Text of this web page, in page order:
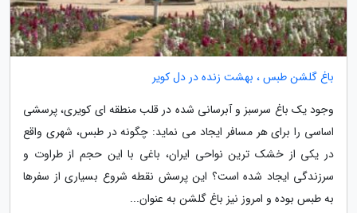
باغ گلشن طبس ، بهشت زنده در دل کویر
وجود یک باغ سرسبز و آبرسانی شده در قلب منطقه ای کویری، پرسشی
اساسی را برای هر مسافر ایجاد می نماید: چگونه در طبس، شهری واقع
در یکی از خشک ترین نواحی ایران، باغی با این حجم از طراوت و
سرزندگی ایجاد شده است؟ این پرسش نقطه شروع بسیاری از سفرها
به طبس بوده و امروز نیز باغ گلشن به عنوان...